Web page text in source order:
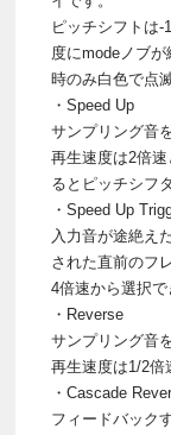
ピッチシフトは-
度にmodeノブ
時のみ白色で点
・Speed Up
サンプリング音
再生速度は2倍
るとピッチシフ
・Speed Up
入力音が途絶え
された直前のフ
4倍速から選択で
・Reverse
サンプリング音
再生速度は1/2倍
・Cascade
フィードバック